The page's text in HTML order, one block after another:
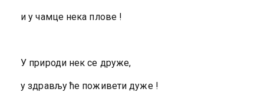
и у чамце нека плове !
У природи нек се друже,
у здрављу ће поживети дуже !